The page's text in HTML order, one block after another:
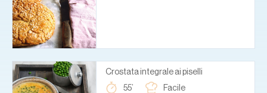
Crostata integrale ai piselli
55’
Facile